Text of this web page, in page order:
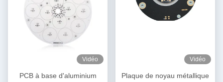
Vidéo
PCB à base d'aluminium
Vidéo
Plaque de noyau métallique